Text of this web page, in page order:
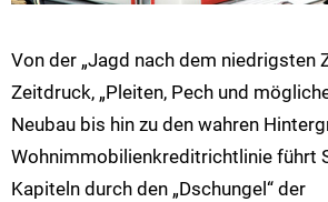
Von der „Jagd nach dem niedrigsten
Zeitdruck, „Pleiten, Pech und
Neubau bis hin zu den wahren
Wohnimmobilienkreditrichtlinie führt
Kapiteln durch den „Dschungel“ der